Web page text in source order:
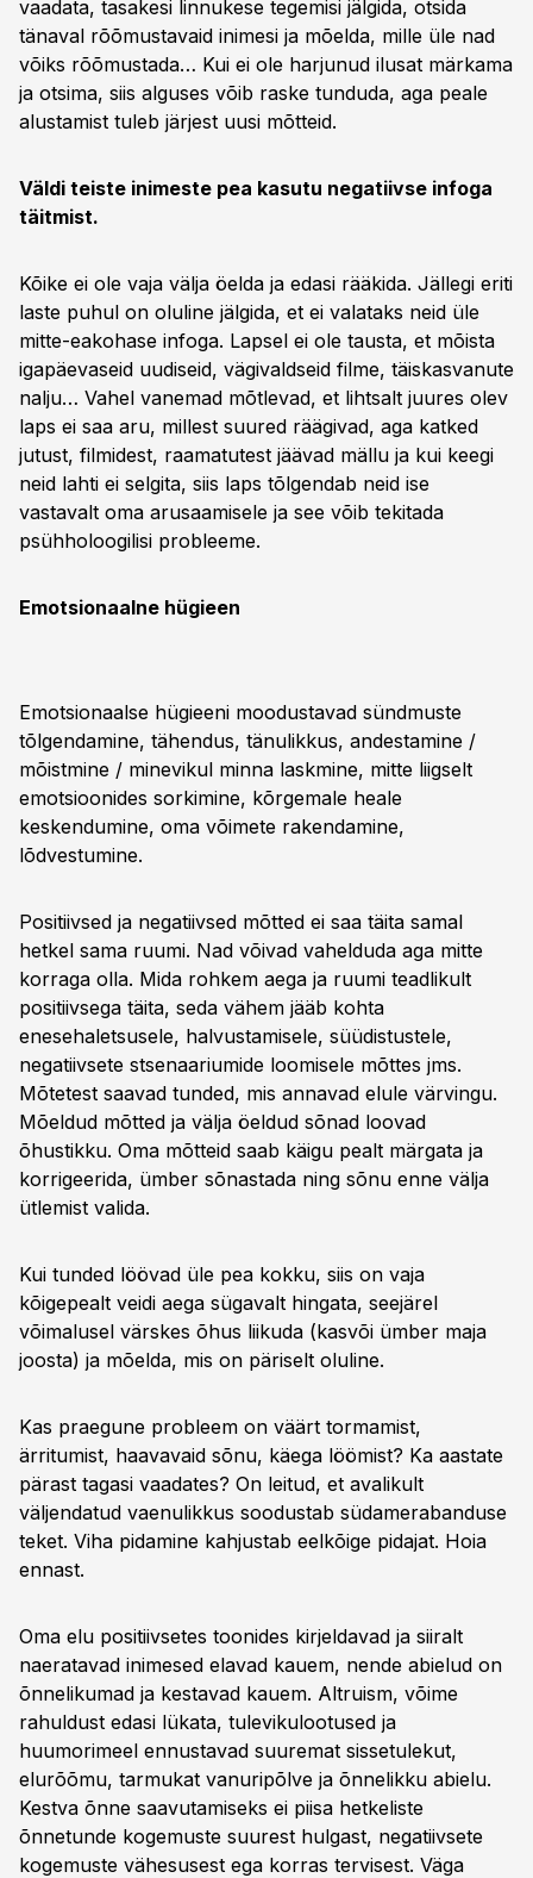
vaadata, tasakesi linnukese tegemisi jälgida, otsida
tänaval rõõmustavaid inimesi ja mõelda, mille üle nad
võiks rõõmustada… Kui ei ole harjunud ilusat märkama
ja otsima, siis alguses võib raske tunduda, aga peale
alustamist tuleb järjest uusi mõtteid.
Väldi teiste inimeste pea kasutu negatiivse infoga
täitmist.
Kõike ei ole vaja välja öelda ja edasi rääkida. Jällegi eriti
laste puhul on oluline jälgida, et ei valataks neid üle
mitte-eakohase infoga. Lapsel ei ole tausta, et mõista
igapäevaseid uudiseid, vägivaldseid filme, täiskasvanute
nalju… Vahel vanemad mõtlevad, et lihtsalt juures olev
laps ei saa aru, millest suured räägivad, aga katked
jutust, filmidest, raamatutest jäävad mällu ja kui keegi
neid lahti ei selgita, siis laps tõlgendab neid ise
vastavalt oma arusaamisele ja see võib tekitada
psühholoogilisi probleeme.
Emotsionaalne hügieen
Emotsionaalse hügieeni moodustavad sündmuste
tõlgendamine, tähendus, tänulikkus, andestamine /
mõistmine / minevikul minna laskmine, mitte liigselt
emotsioonides sorkimine, kõrgemale heale
keskendumine, oma võimete rakendamine,
lõdvestumine.
Positiivsed ja negatiivsed mõtted ei saa täita samal
hetkel sama ruumi. Nad võivad vahelduda aga mitte
korraga olla. Mida rohkem aega ja ruumi teadlikult
positiivsega täita, seda vähem jääb kohta
enesehaletsusele, halvustamisele, süüdistustele,
negatiivsete stsenaariumide loomisele mõttes jms.
Mõtetest saavad tunded, mis annavad elule värvingu.
Mõeldud mõtted ja välja öeldud sõnad loovad
õhustikku. Oma mõtteid saab käigu pealt märgata ja
korrigeerida, ümber sõnastada ning sõnu enne välja
ütlemist valida.
Kui tunded löövad üle pea kokku, siis on vaja
kõigepealt veidi aega sügavalt hingata, seejärel
võimalusel värskes õhus liikuda (kasvõi ümber maja
joosta) ja mõelda, mis on päriselt oluline.
Kas praegune probleem on väärt tormamist,
ärritumist, haavavaid sõnu, käega löömist? Ka aastate
pärast tagasi vaadates? On leitud, et avalikult
väljendatud vaenulikkus soodustab südamerabanduse
teket. Viha pidamine kahjustab eelkõige pidajat. Hoia
ennast.
Oma elu positiivsetes toonides kirjeldavad ja siiralt
naeratavad inimesed elavad kauem, nende abielud on
õnnelikumad ja kestavad kauem. Altruism, võime
rahuldust edasi lükata, tulevikulootused ja
huumorimeel ennustavad suuremat sissetulekut,
elurõõmu, tarmukat vanuripõlve ja õnnelikku abielu.
Kestva õnne saavutamiseks ei piisa hetkeliste
õnnetunde kogemuste suurest hulgast, negatiivsete
kogemuste vähesusest ega korras tervisest. Väga